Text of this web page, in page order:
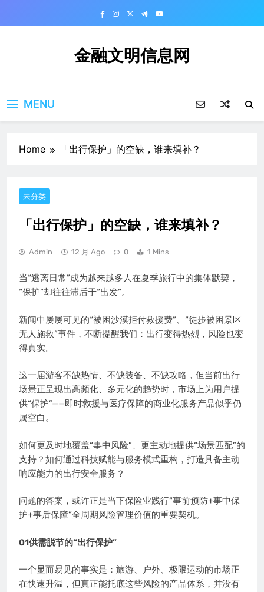
金融文明信息网
MENU
Home 「出行保护」的空缺，谁来填补？
未分类
「出行保护」的空缺，谁来填补？
Admin 12 月 Ago 0 1 Mins
当“逃离日常”成为越来越多人在夏季旅行中的集体默契，
“保护”却往往滞后于“出发”。
新闻中屡屡可见的“被困沙漠拒付救援费”、“徒步被困景区
无人施救”事件，不断提醒我们：出行变得热烈，风险也变
得真实。
这一届游客不缺热情、不缺装备、不缺攻略，但当前出行
场景正呈现出高频化、多元化的趋势时，市场上为用户提
供“保护”——即时救援与医疗保障的商业化服务产品似乎仍
属空白。
如何更及时地覆盖“事中风险”、更主动地提供“场景匹配”的
支持？如何通过科技赋能与服务模式重构，打造具备主动
响应能力的出行安全服务？
问题的答案，或许正是当下保险业践行“事前预防+事中保
护+事后保障”全周期风险管理价值的重要契机。
01供需脱节的“出行保护”
一个显而易见的事实是：旅游、户外、极限运动的市场正
在快速升温，但真正能托底这些风险的产品体系，并没有